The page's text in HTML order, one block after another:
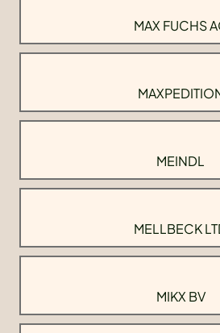
MAX FUCHS
MEINDL
MELLBECK
MIKX BV